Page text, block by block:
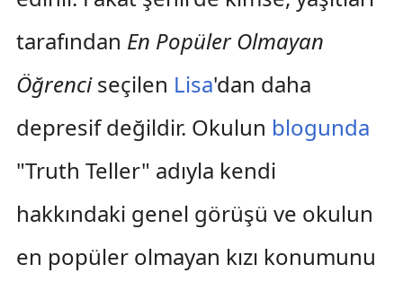
tarafından En Popüler Olmayan
Öğrenciseçilen Lisa'dan daha
depresif değildir. Okulun blogunda
"Truth Teller" adıyla kendi
hakkındaki genel görüşü ve okulun
en popüler olmayan kızı konumunu